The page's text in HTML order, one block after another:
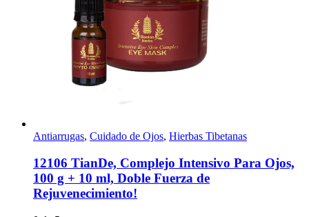
Antiarrugas, Cuidado de Ojos, Hierbas Tibetanas
12106 TianDe, Complejo Intensivo Para Ojos,
100 g + 10 ml, Doble Fuerza de
Rejuvenecimiento!